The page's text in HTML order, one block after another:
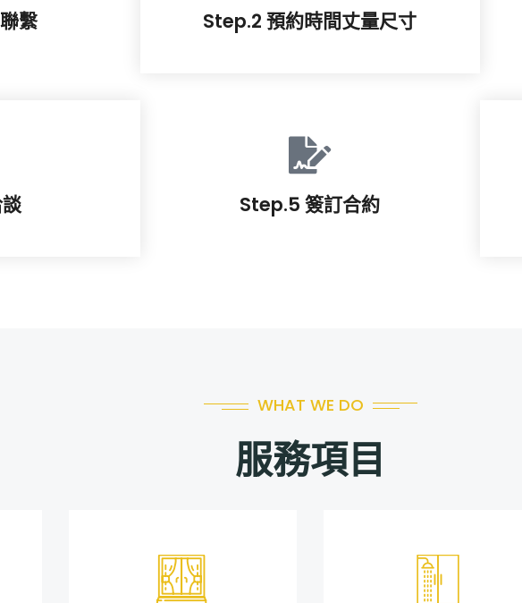
繫 Step.2 預約時間丈量尺寸
Step.5 簽訂合約
WHAT WE DO
服務項目